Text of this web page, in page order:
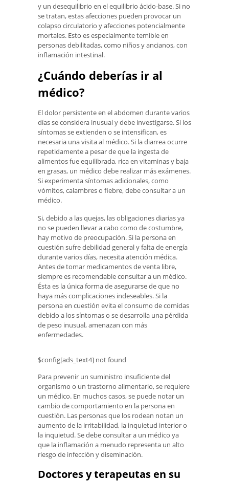
y un desequilibrio en el equilibrio ácido-base. Si no
se tratan, estas afecciones pueden provocar un
colapso circulatorio y afecciones potencialmente
mortales. Esto es especialmente temible en
personas debilitadas, como niños y ancianos, con
inflamación intestinal.
¿Cuándo deberías ir al
médico?
El dolor persistente en el abdomen durante varios
días se considera inusual y debe investigarse. Si los
síntomas se extienden o se intensifican, es
necesaria una visita al médico. Si la diarrea ocurre
repetidamente a pesar de que la ingesta de
alimentos fue equilibrada, rica en vitaminas y baja
en grasas, un médico debe realizar más exámenes.
Si experimenta síntomas adicionales, como
vómitos, calambres o fiebre, debe consultar a un
médico.
Si, debido a las quejas, las obligaciones diarias ya
no se pueden llevar a cabo como de costumbre,
hay motivo de preocupación. Si la persona en
cuestión sufre debilidad general y falta de energía
durante varios días, necesita atención médica.
Antes de tomar medicamentos de venta libre,
siempre es recomendable consultar a un médico.
Ésta es la única forma de asegurarse de que no
haya más complicaciones indeseables. Si la
persona en cuestión evita el consumo de comidas
debido a los síntomas o se desarrolla una pérdida
de peso inusual, amenazan con más
enfermedades.
$config[ads_text4] not found
Para prevenir un suministro insuficiente del
organismo o un trastorno alimentario, se requiere
un médico. En muchos casos, se puede notar un
cambio de comportamiento en la persona en
cuestión. Las personas que los rodean notan un
aumento de la irritabilidad, la inquietud interior o
la inquietud. Se debe consultar a un médico ya
que la inflamación a menudo representa un alto
riesgo de infección y diseminación.
Doctores y terapeutas en su